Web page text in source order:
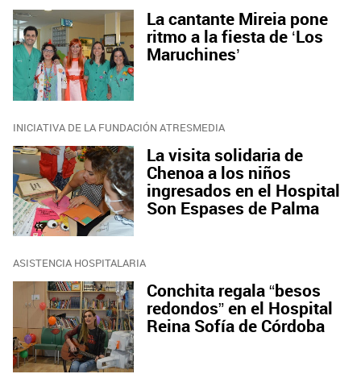
La cantante Mireia pone
ritmo a la fiesta de ‘Los
Maruchines’
INICIATIVA DE LA FUNDACIÓN ATRESMEDIA
La visita solidaria de
Chenoa a los niños
ingresados en el Hospital
Son Espases de Palma
ASISTENCIA HOSPITALARIA
Conchita regala “besos
redondos” en el Hospital
Reina Sofía de Córdoba